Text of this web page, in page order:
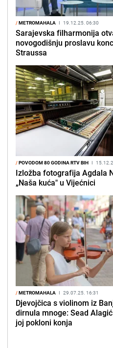
/METROMAHALA I 19.12.25. 06:30
Sarajevska filharmonija
novogodišnju proslavu
Straussa
/POVODOM 80 GODINA RTV BIH I
Izložba fotografija Agdala
„Naša kuća" u Vijećnici
/METROMAHALA I 29.07.25. 16:31
Djevojčica s violinom iz
dirnula mnoge: Sead
joj pokloni konja